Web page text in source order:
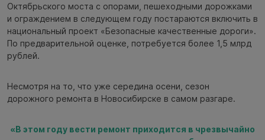
Октябрьского моста с опорами, пешеходными дорожками
и ограждением в следующем году постараются включить в
национальный проект «Безопасные качественные дороги».
По предварительной оценке, потребуется более 1,5 млрд
рублей.
Несмотря на то, что уже середина осени, сезон
дорожного ремонта в Новосибирске в самом разгаре.
«В этом году вести ремонт приходится в чрезвычайно